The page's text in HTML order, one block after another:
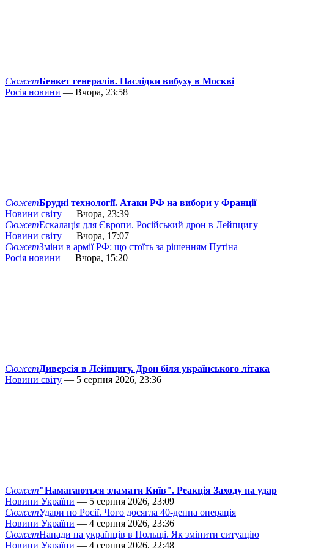
СюжетБенкет генералів. Наслідки вибуху в Москві
Росія новини — Вчора, 23:58
СюжетБрудні технології. Атаки РФ на вибори у Франції
Новини світу — Вчора, 23:39
СюжетЕскалація для Європи. Російський дрон в Лейпцигу
Новини світу — Вчора, 17:07
СюжетЗміни в армії РФ: що стоїть за рішенням Путіна
Росія новини — Вчора, 15:20
СюжетДиверсія в Лейпцигу. Дрон біля українського літака
Новини світу — 5 серпня 2026, 23:36
Сюжет"Намагаються зламати Київ". Реакція Заходу на удар
Новини України — 5 серпня 2026, 23:09
СюжетУдари по Росії. Чого досягла 40-денна операція
Новини України — 4 серпня 2026, 23:36
СюжетНапади на українців в Польщі. Як змінити ситуацію
Новини України — 4 серпня 2026, 22:48